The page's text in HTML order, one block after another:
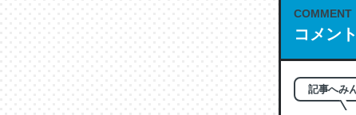
COMMENT
コメン
記事へみ
これは
もお勧
─今のこ